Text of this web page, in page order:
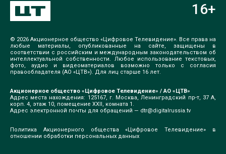
© 2026 Акционерное общество «Цифровое Телевидение». Все права на
любые материалы, опубликованные на сайте, защищены в
соответствии с российским и международным законодательством об
интеллектуальной собственности. Любое использование текстовых,
фото, аудио и видеоматериалов возможно только с согласия
правообладателя (АО «ЦТВ»). Для лиц старше 16 лет.
Акционерное общество «Цифровое Телевидение» / АО «ЦТВ»
Адрес места нахождения: 125167, г. Москва, Ленинградский пр-т, 37 А,
корп. 4, этаж 10, помещение XXII, комната 1.
Адрес электронной почты для обращений — dtr@digitalrussia.tv
Политика Акционерного общества «Цифровое Телевидение» в
отношении обработки персональных данных
16+